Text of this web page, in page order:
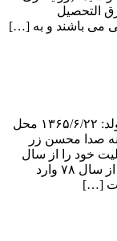
التحصیل
می باشند و به […]
نتایج مشاهده همه نتایج زر آبادی پور، محسن تولد: ۱۳۶۵/۶/۲۲ محل
صدا محسن زر
زرآبادی پور متولد ۱۳۶۵، فعالیت خود را از سال
۷۱ با تعزیه خانی در استان قزوین شروع کرد . از سال ۷۸ وارد